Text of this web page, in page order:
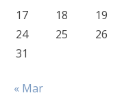
17
18 19
24
25 26
31
« Mar